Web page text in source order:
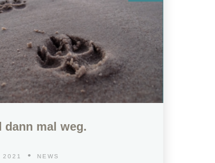
dann mal weg.
2021 NEWS